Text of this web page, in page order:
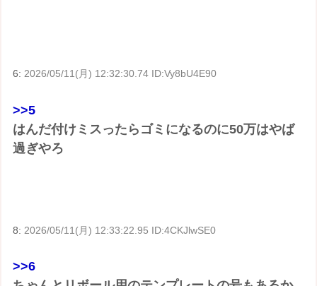
6:2026/05/11(月) 12:32:30.74 ID:Vy8bU4E90
>>5
はんだ付けミスったらゴミになるのに50万はやば
過ぎやろ
8: 2026/05/11(月) 12:33:22.95 ID:4CKJlwSE0
>>6